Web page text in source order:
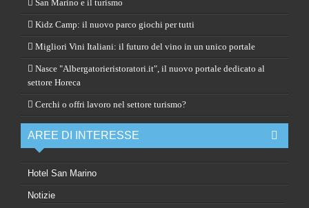
San Marino e il turismo
Kidz Camp: il nuovo parco giochi per tutti
Migliori Vini Italiani: il futuro del vino in un unico portale
Nasce "Albergatorieristoratori.it", il nuovo portale dedicato al
settore Horeca
Cerchi o offri lavoro nel settore turismo?
AREE DI INTERESSE
Hotel San Marino
Notizie